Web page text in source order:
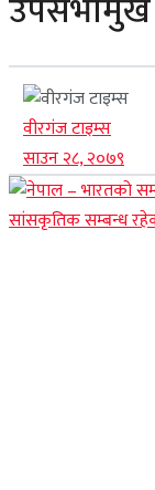
वीरगंज टाइम्स
साउन २८, २०७९